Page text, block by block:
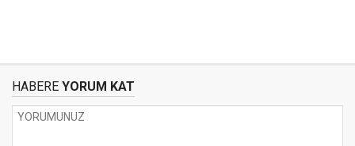
HABERE YORUM KAT